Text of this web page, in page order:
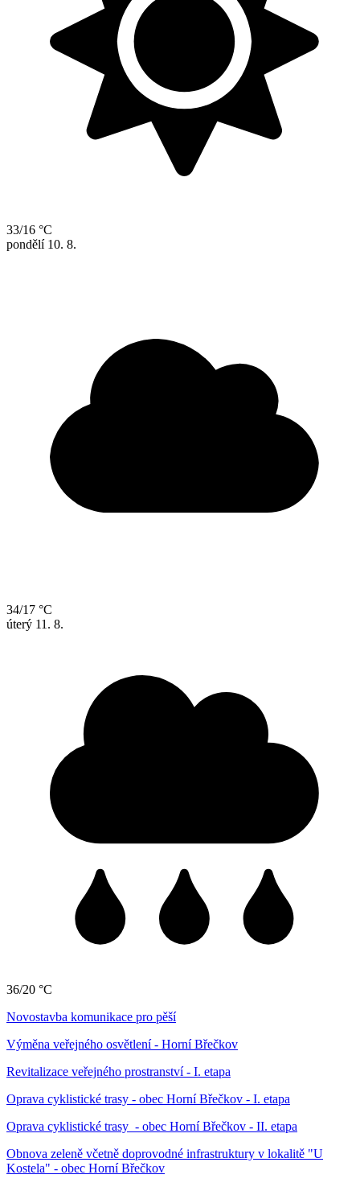
33/16 °C
pondělí 10. 8.
34/17 °C
úterý 11. 8.
36/20 °C
Novostavba komunikace pro pěší
Výměna veřejného osvětlení - Horní Břečkov
Revitalizace veřejného prostranství - I. etapa
Oprava cyklistické trasy - obec Horní Břečkov - I. etapa
Oprava cyklistické trasy - obec Horní Břečkov - II. etapa
Obnova zeleně včetně doprovodné infrastruktury v lokalitě "U
Kostela" - obec Horní Břečkov